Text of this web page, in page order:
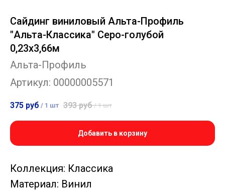
Сайдинг виниловый Альта-Профиль
"Альта-Классика" Серо-голубой
0,23х3,66м
Альта-Профиль
Артикул: 00000005571
375 руб / 1 шт 393 руб / 1 шт
Добавить в корзину
Коллекция: Классика
Материал: Винил